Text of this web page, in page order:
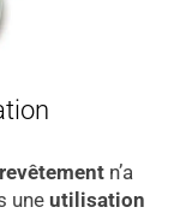
revêtementn’a
une utilisation